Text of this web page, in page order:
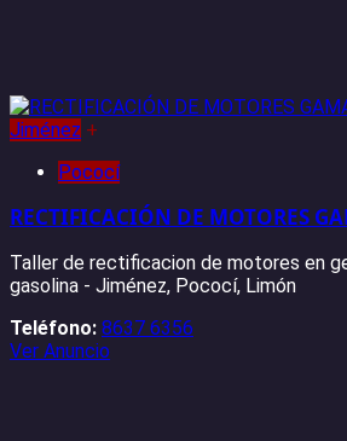
Jiménez +
Pococí
RECTIFICACIÓN DE MOTORES
Taller de rectificacion de motores en
gasolina - Jiménez, Pococí, Limón
Teléfono: 8637 6356
Ver Anuncio